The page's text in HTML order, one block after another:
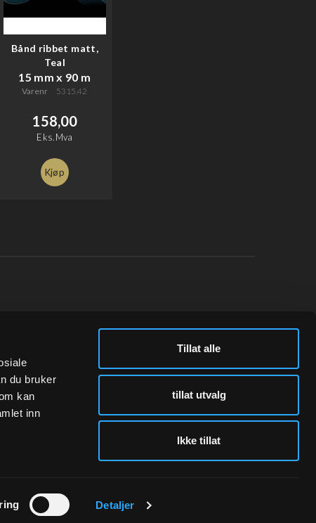
du bruker
kan
inn
Detaljer
Tillat alle
tillat utvalg
Ikke tillat
Bånd ribbet matt,
Teal
15 mm x 90 m
Varenr 5315.42
158,00
Eks.Mva
Kjøp
FØLG OSS
Instagram
levert av